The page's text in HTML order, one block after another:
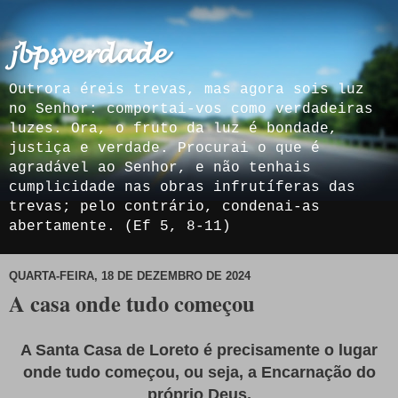
𝓳𝓫𝓹𝓼𝓿𝓮𝓻𝓭𝓪𝓭𝓮
Outrora éreis trevas, mas agora sois luz
no Senhor: comportai-vos como verdadeiras
luzes. Ora, o fruto da luz é bondade,
justiça e verdade. Procurai o que é
agradável ao Senhor, e não tenhais
cumplicidade nas obras infrutíferas das
trevas; pelo contrário, condenai-as
abertamente. (Ef 5, 8-11)
QUARTA-FEIRA, 18 DE DEZEMBRO DE 2024
A casa onde tudo começou
A Santa Casa de Loreto é precisamente o lugar
onde tudo começou, ou seja, a Encarnação do
próprio Deus.